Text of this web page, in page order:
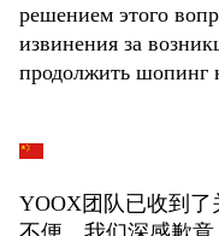
решением этого
извинения за
продолжить шопинг
YOOX团队已收到